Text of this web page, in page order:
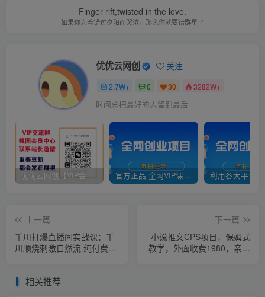
Finger rift,twisted in the love.
如果你为着错过夕阳而哭泣，那么你就要错群星了
优优云网创 关注
2.7W+ 0 30 3282W+
时间总把最好的人留到最后
优优云网创【VIP会员专属交流群】 官方正品 全网VIP课程 无损下载~
上一篇
千川打爆直播间实战课：千
川顺烧刺激自然流 纯付费直
下一篇
小说推文CPS项目，保姆式
教学，外面收费1980，亲测
相关推荐